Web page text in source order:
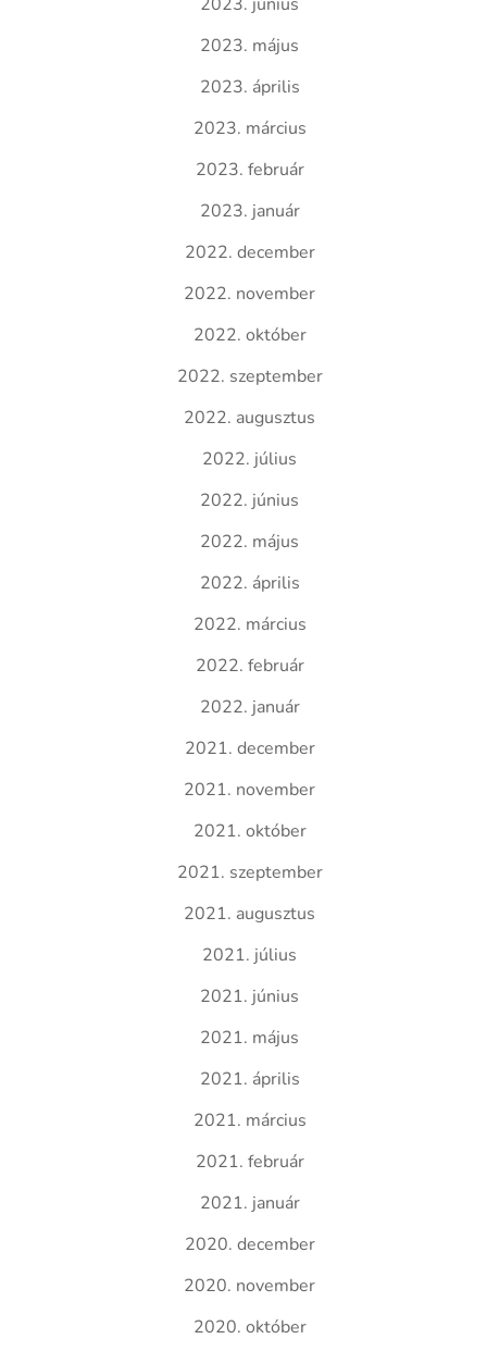
2023. május
2023. április
2023. március
2023. február
2023. január
2022. december
2022. november
2022. október
2022. szeptember
2022. augusztus
2022. július
2022. június
2022. május
2022. április
2022. március
2022. február
2022. január
2021. december
2021. november
2021. október
2021. szeptember
2021. augusztus
2021. július
2021. június
2021. május
2021. április
2021. március
2021. február
2021. január
2020. december
2020. november
2020. október